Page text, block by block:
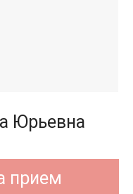
Юрьевна
прием